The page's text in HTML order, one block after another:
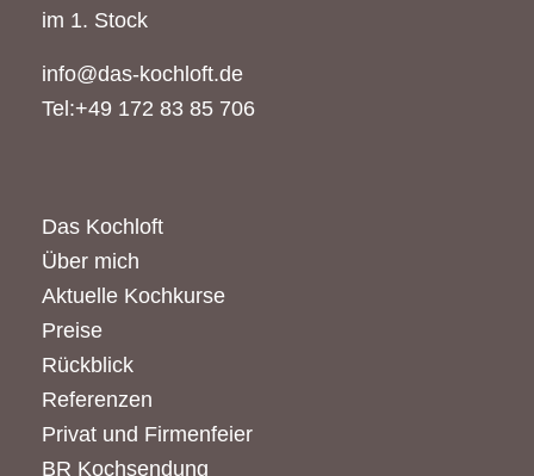
im 1. Stock
info@das-kochloft.de
Tel:+49 172 83 85 706
Das Kochloft
Über mich
Aktuelle Kochkurse
Preise
Rückblick
Referenzen
Privat und Firmenfeier
BR Kochsendung